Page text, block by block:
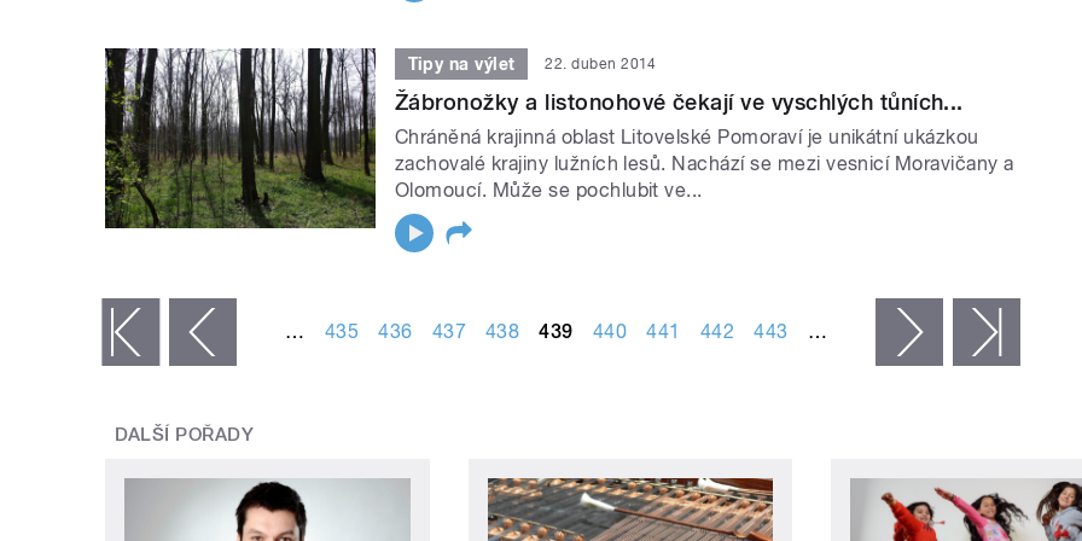
Tipy na výlet 22. duben 2014
Žábronožky a listonohové čekají ve vyschlých tůních...
Chráněná krajinná oblast Litovelské Pomoraví je unikátní ukázkou
zachovalé krajiny lužních lesů. Nachází se mezi vesnicí Moravičany a
Olomoucí. Může se pochlubit ve...
‹ předchozí … 435 436 437 438 439 440 441 442 443 … následující ›
DALŠÍ POŘADY